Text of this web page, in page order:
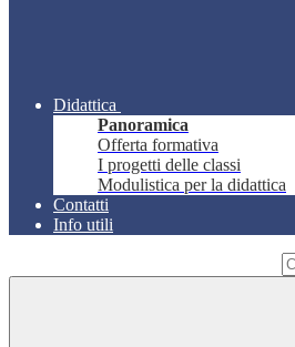
Didattica
Panoramica
Offerta formativa
I progetti delle classi
Modulistica per la didattica
Contatti
Info utili